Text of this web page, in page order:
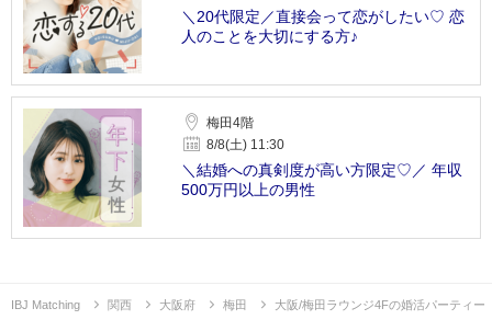
＼20代限定／直接会って恋がしたい♡ 恋
人のことを大切にする方♪
梅田4階
8/8(土) 11:30
＼結婚への真剣度が高い方限定♡／ 年収
500万円以上の男性
IBJ Matching 関西 大阪府 梅田 大阪/梅田ラウンジ4Fの婚活パーティー